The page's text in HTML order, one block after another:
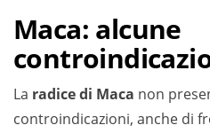
Maca: alcune
La radice di Maca non
controindicazioni, anche di